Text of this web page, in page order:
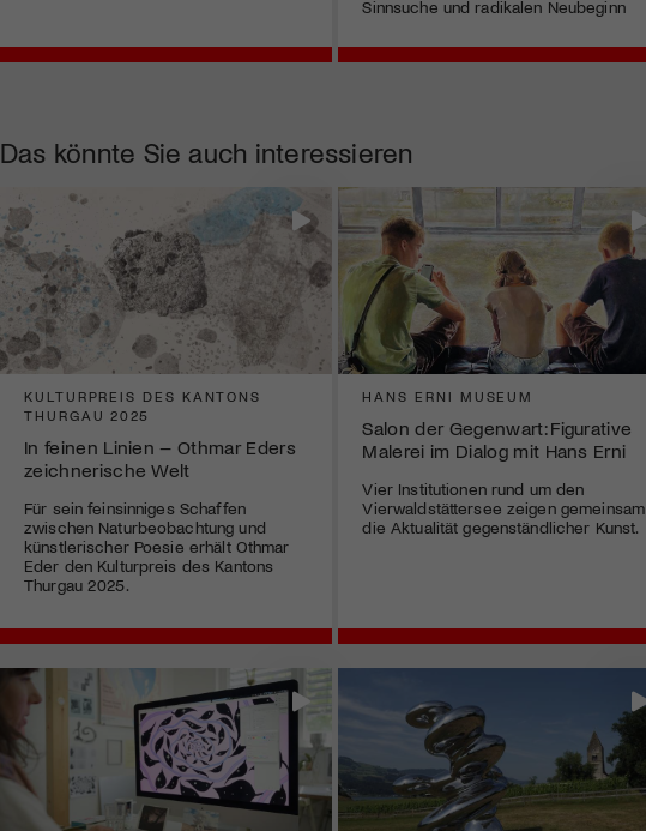
Sinnsuche und radikalen Neubeginn
Das könnte Sie auch interessieren
KULTURPREIS DES KANTONS
THURGAU 2025
In feinen Linien – Othmar Eders
zeichnerische Welt
Für sein feinsinniges Schaffen
zwischen Naturbeobachtung und
künstlerischer Poesie erhält Othmar
Eder den Kulturpreis des Kantons
Thurgau 2025.
HANS ERNI MUSEUM
Salon der Gegenwart: Figurative
Malerei im Dialog mit Hans Erni
Vier Institutionen rund um den
Vierwaldstättersee zeigen gemeinsam
die Aktualität gegenständlicher Kunst.